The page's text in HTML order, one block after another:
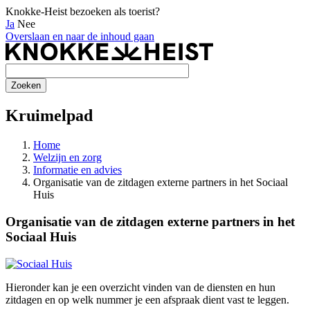
Knokke-Heist bezoeken als toerist?
Ja Nee
Overslaan en naar de inhoud gaan
Kruimelpad
Home
Welzijn en zorg
Informatie en advies
Organisatie van de zitdagen externe partners in het Sociaal
Huis
Organisatie van de zitdagen externe partners in het
Sociaal Huis
Hieronder kan je een overzicht vinden van de diensten en hun
zitdagen en op welk nummer je een afspraak dient vast te leggen.